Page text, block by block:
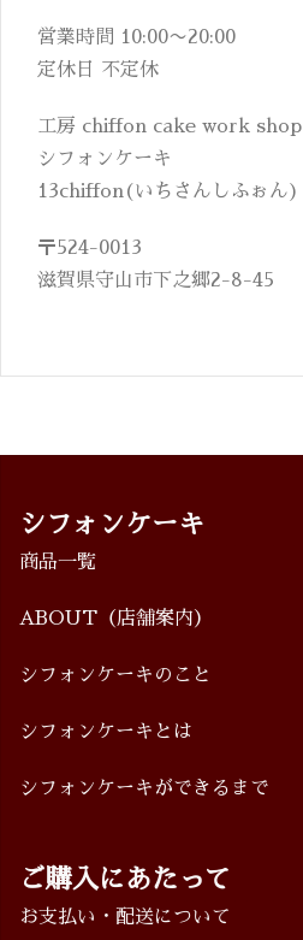
営業時間 10:00〜20:00
定休日 不定休
工房 chiffon cake work shop
シフォンケーキ
13chiffon(いちさんしふぉん)
〒524-0013
滋賀県守山市下之郷2-8-45
シフォンケーキ
商品一覧
ABOUT （店舗案内）
シフォンケーキのこと
シフォンケーキとは
シフォンケーキができるまで
ご購入にあたって
お支払い・配送について